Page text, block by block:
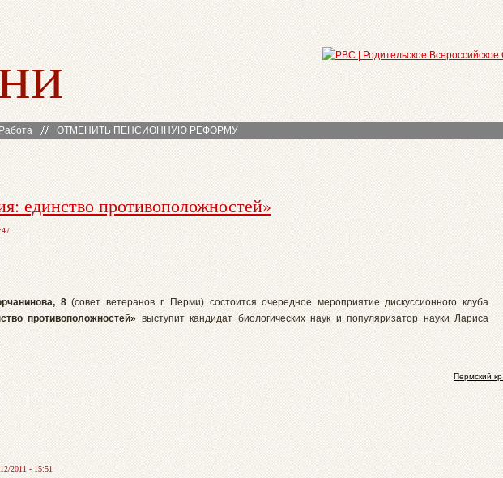
Работа ОТМЕНИТЬ ПЕНСИОННУЮ РЕФОРМУ
единство противоположностей»
8(совет ветеранов г. Перми) состоится очередное мероприятие дискуссионного клуба
противоположностей» выступит кандидат биологических наук и популяризатор науки Лариса
Пермский кр.
2011 - 15:51